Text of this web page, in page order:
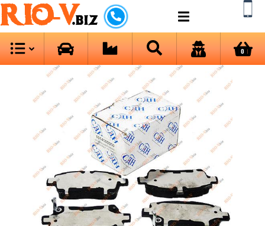
RIO-V.biz
0